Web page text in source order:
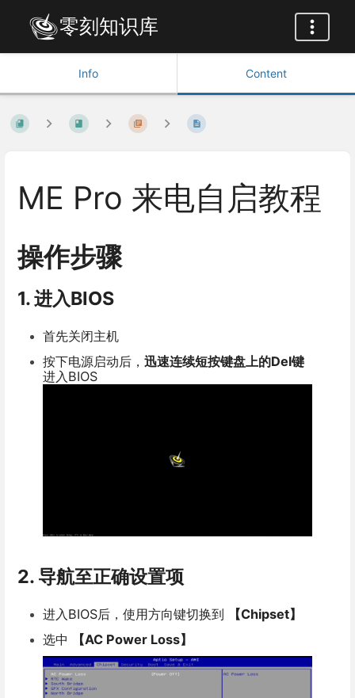
零刻知识库
Info Content
ME Pro 来电自启教程
操作步骤
1. 进入BIOS
首先关闭主机
按下电源启动后， 迅速连续短按键盘上的Del键
进入BIOS
2. 导航至正确设置项
进入BIOS后，使用方向键切换到
【Chipset】
选中
【AC Power Loss】